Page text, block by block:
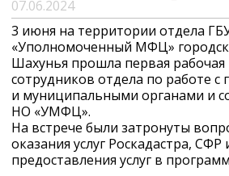
07.06.2024
3 июня на территории отдела
«Уполномоченный МФЦ»
Шахунья прошла первая рабочая
сотрудников отдела по работе с
и муниципальными органами и
НО «УМФЦ».
На встрече были затронуты
оказания услуг Роскадастра,
предоставления услуг в